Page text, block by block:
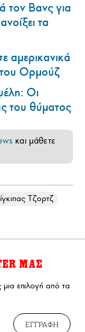
τον Βανς για
τα
αμερικανικά
του Ορμούζ
Οι
του θύματος
και μάθετε
Τζορτζ
ΜΑΣ
επιλογή από τα
ΕΓΓΡΑΦΗ